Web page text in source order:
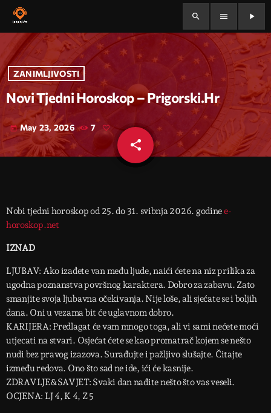
search menu play_arrow
ZANIMLJIVOSTI
Novi Tjedni Horoskop – Prigorski.hr
today May 23, 2026 7
share
email
Nobi tjedni horoskop od 25. do 31. svibnja 2026. godinee-
horoskop.net
IZNAD
LJUBAV: Ako izađete van među ljude, naići ćete na niz prilika za
ugodna poznanstva površnog karaktera. Dobro za zabavu. Zato
smanjite svoja ljubavna očekivanja. Nije loše, ali sjećate se i boljih
dana. Oni u vezama bit će uglavnom dobro.
KARIJERA: Predlagat će vam mnogo toga, ali vi sami nećete moći
utjecati na stvari. Osjećat ćete se kao promatrač kojem se nešto
nudi bez pravog izazova. Surađujte i pažljivo slušajte. Čitajte
između redova. Ono što sad ne ide, ići će kasnije.
ZDRAVLJE&SAVJET: Svaki dan nađite nešto što vas veseli.
OCJENA: LJ 4, K 4, Z 5